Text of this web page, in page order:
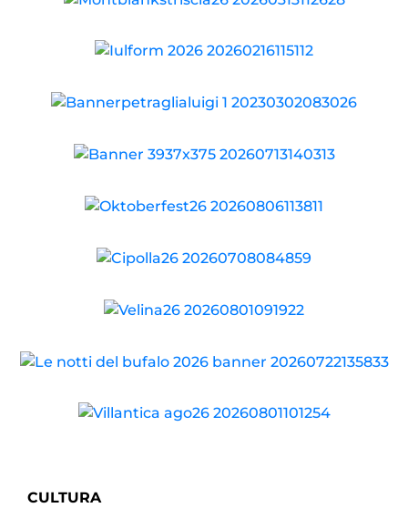
CULTURA